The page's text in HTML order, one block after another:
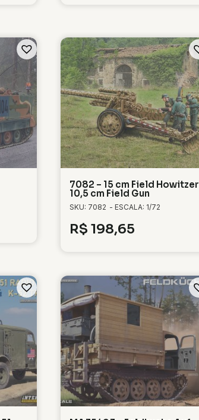
7082 – 15 cm Field Howitzer
10,5 cm Field Gun
SKU: 7082 - ESCALA: 1/72
R$ 198,65